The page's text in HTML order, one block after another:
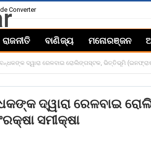
Converter
ରାଜନୀତି ବାଣିଜ୍ୟ ମନୋରଞ୍ଜନ
ଦ୍ୱାରା ରେଳବାଇ ରୋଲିଙ୍ଗସ୍ଟକ, ଭିତ୍ତିଭୂମି
ଦ୍ୱାରା ରେଳବାଇ
ସମୀକ୍ଷା